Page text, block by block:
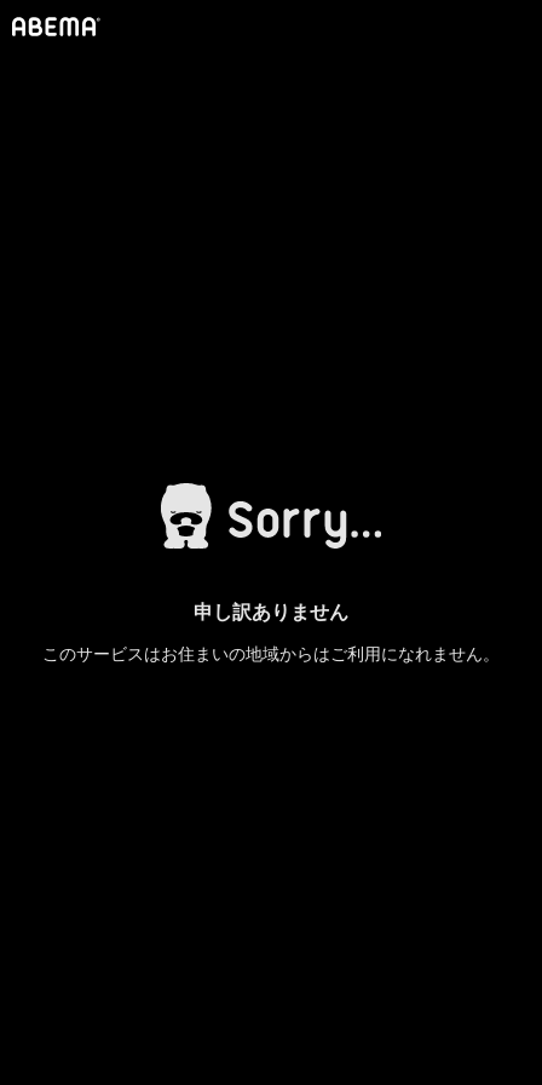
申し訳ありません
このサービスはお住まいの地域からはご利用になれません。